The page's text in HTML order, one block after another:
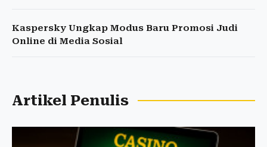
Kaspersky Ungkap Modus Baru Promosi Judi
Online di Media Sosial
Artikel Penulis